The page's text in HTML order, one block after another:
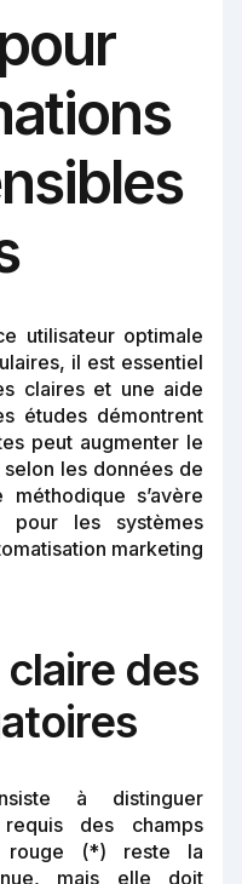
utilisateur optimale
il est essentiel
claires et une aide
études démontrent
peut augmenter le
les données de
s’avère
pour les systèmes
marketing
des
à distinguer
des champs
rouge (*) reste la
mais elle doit